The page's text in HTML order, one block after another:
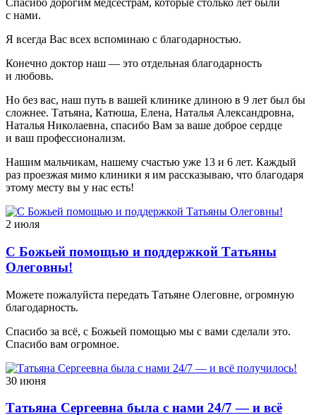
Спасибо дорогим медсёстрам, которые столько лет были
с нами.
Я всегда Вас всех вспоминаю с благодарностью.
Конечно доктор наш — это отдельная благодарность
и любовь.
Но без вас, наш путь в вашей клинике длиною в 9 лет был бы
сложнее. Татьяна, Катюша, Елена, Наталья Александровна,
Наталья Николаевна, спасибо Вам за ваше доброе сердце
и ваш профессионализм.
Нашим мальчикам, нашему счастью уже 13 и 6 лет. Каждый
раз проезжая мимо клиники я им рассказываю, что благодаря
этому месту вы у нас есть!
2 июля
С Божьей помощью и поддержкой Татьяны
Олеговны!
Можете пожалуйста передать Татьяне Олеговне, огромную
благодарность.
Спасибо за всё, с Божьей помощью мы с вами сделали это.
Спасибо вам огромное.
30 июня
Татьяна Сергеевна была с нами 24/7 — и всё